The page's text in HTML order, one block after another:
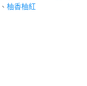
、 柚香柚紅